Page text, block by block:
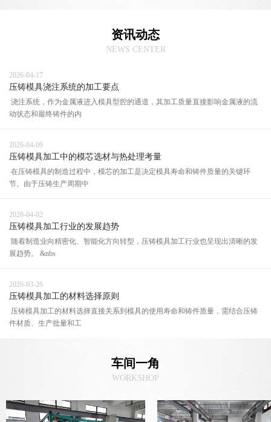
资讯动态
NEWS CENTER
2026-04-17
压铸模具浇注系统的加工要点
浇注系统，作为金属液进入模具型腔的通道，其加工质量直接影响金属液的流
动状态和最终铸件的内
2026-04-09
压铸模具加工中的模芯选材与热处理考量
在压铸模具的制造过程中，模芯的加工是决定模具寿命和铸件质量的关键环
节。由于压铸生产周期中
2026-04-02
压铸模具加工行业的发展趋势
随着制造业向精密化、智能化方向转型，压铸模具加工行业也呈现出清晰的发
展趋势。 &nbs
2026-03-26
压铸模具加工的材料选择原则
压铸模具加工的材料选择直接关系到模具的使用寿命和铸件质量，需结合压铸
件材质、生产批量和工
车间一角
WORKSHOP